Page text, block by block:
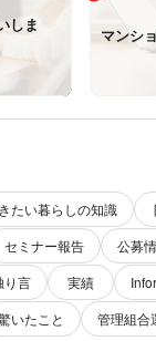
しま
マンシ
たい暮らしの知識
セミナー報告 公募
り言
実績
いたこと 管理組合